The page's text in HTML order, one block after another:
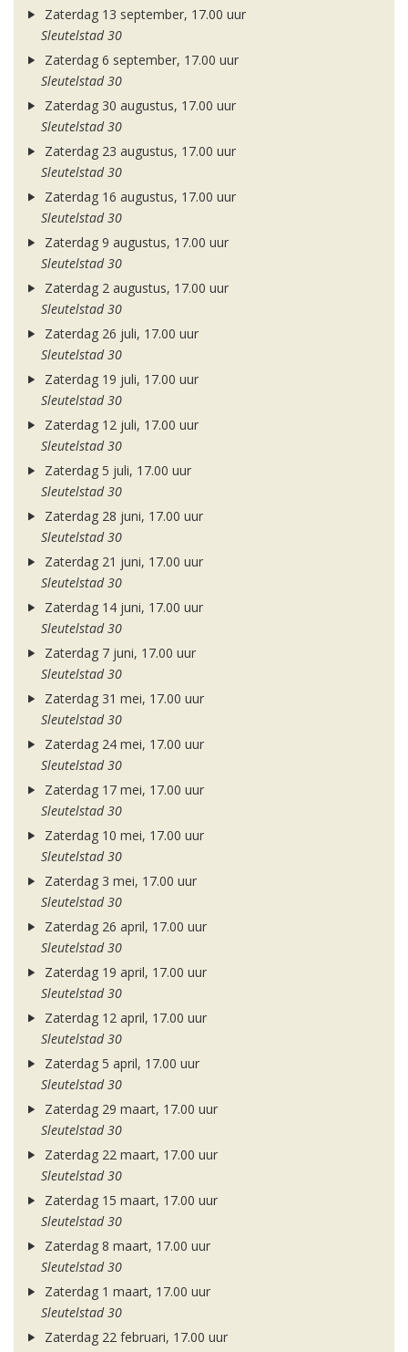
Zaterdag 13 september, 17.00 uur
Sleutelstad 30
Zaterdag 6 september, 17.00 uur
Sleutelstad 30
Zaterdag 30 augustus, 17.00 uur
Sleutelstad 30
Zaterdag 23 augustus, 17.00 uur
Sleutelstad 30
Zaterdag 16 augustus, 17.00 uur
Sleutelstad 30
Zaterdag 9 augustus, 17.00 uur
Sleutelstad 30
Zaterdag 2 augustus, 17.00 uur
Sleutelstad 30
Zaterdag 26 juli, 17.00 uur
Sleutelstad 30
Zaterdag 19 juli, 17.00 uur
Sleutelstad 30
Zaterdag 12 juli, 17.00 uur
Sleutelstad 30
Zaterdag 5 juli, 17.00 uur
Sleutelstad 30
Zaterdag 28 juni, 17.00 uur
Sleutelstad 30
Zaterdag 21 juni, 17.00 uur
Sleutelstad 30
Zaterdag 14 juni, 17.00 uur
Sleutelstad 30
Zaterdag 7 juni, 17.00 uur
Sleutelstad 30
Zaterdag 31 mei, 17.00 uur
Sleutelstad 30
Zaterdag 24 mei, 17.00 uur
Sleutelstad 30
Zaterdag 17 mei, 17.00 uur
Sleutelstad 30
Zaterdag 10 mei, 17.00 uur
Sleutelstad 30
Zaterdag 3 mei, 17.00 uur
Sleutelstad 30
Zaterdag 26 april, 17.00 uur
Sleutelstad 30
Zaterdag 19 april, 17.00 uur
Sleutelstad 30
Zaterdag 12 april, 17.00 uur
Sleutelstad 30
Zaterdag 5 april, 17.00 uur
Sleutelstad 30
Zaterdag 29 maart, 17.00 uur
Sleutelstad 30
Zaterdag 22 maart, 17.00 uur
Sleutelstad 30
Zaterdag 15 maart, 17.00 uur
Sleutelstad 30
Zaterdag 8 maart, 17.00 uur
Sleutelstad 30
Zaterdag 1 maart, 17.00 uur
Sleutelstad 30
Zaterdag 22 februari, 17.00 uur